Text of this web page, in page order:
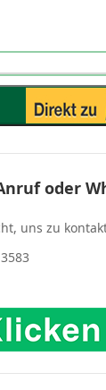
oder
uns zu